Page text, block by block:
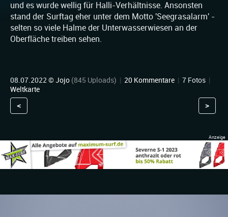
und es wurde wellig für Halli-Verhältnisse. Ansonsten
stand der Surftag eher unter dem Motto 'Seegrasalarm' -
selten so viele Halme der Unterwasserwiesen an der
Oberfläche treiben sehen.
08.07.2022 ©Jojo (845 Uploads) | 20 Kommentare | 7 Fotos |
Weltkarte
< >